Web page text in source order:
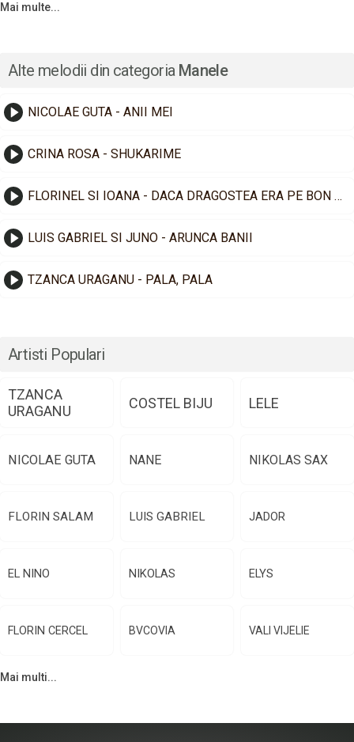
Mai multe...
Alte melodii din categoria Manele
NICOLAE GUTA - ANII MEI
CRINA ROSA - SHUKARIME
FLORINEL SI IOANA - DACA DRAGOSTEA ERA PE BON FISCAL
LUIS GABRIEL SI JUNO - ARUNCA BANII
TZANCA URAGANU - PALA, PALA
Artisti Populari
TZANCA
URAGANU
COSTEL BIJU LELE
NICOLAE GUTA NANE NIKOLAS SAX
FLORIN SALAM LUIS GABRIEL JADOR
EL NINO NIKOLAS ELYS
FLORIN CERCEL BVCOVIA VALI VIJELIE
Mai multi...